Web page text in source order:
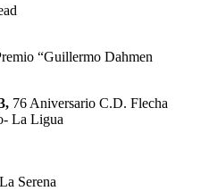
“Guillermo Dahmen
76 Aniversario C.D. Flecha
La Ligua
Serena